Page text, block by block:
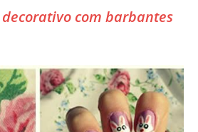
decorativo com barbantes